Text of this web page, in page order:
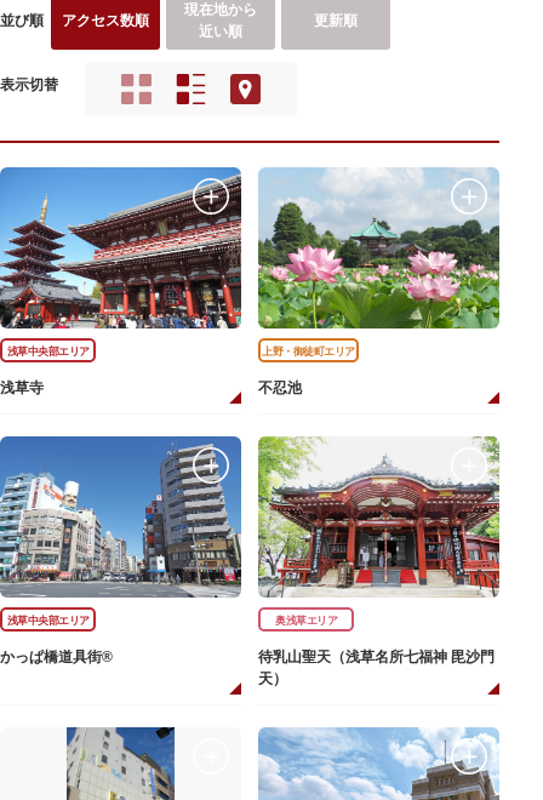
並び順 アクセス数順
現在地から
近い順
更新順
表示切替
浅草中央部エリア
浅草寺
上野・御徒町エリア
不忍池
浅草中央部エリア
かっぱ橋道具街®
奥浅草エリア
待乳山聖天（浅草名所七福神 毘沙門
天）